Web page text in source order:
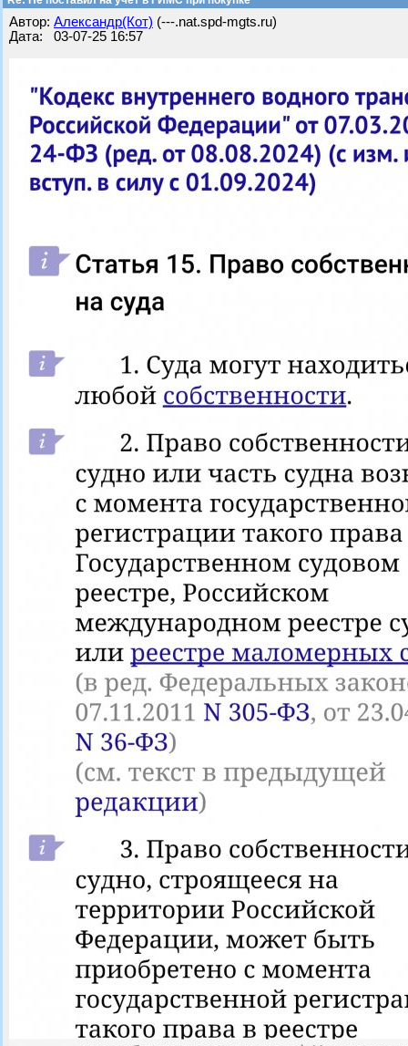
Автор: Александр(Кот) (---.nat.spd-mgts.ru)
Дата: 03-07-25 16:57